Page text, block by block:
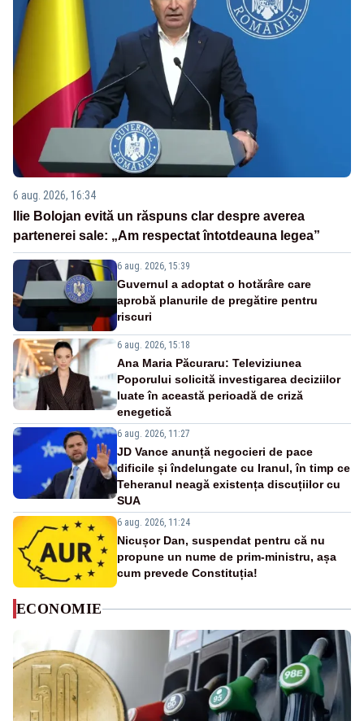
6 aug. 2026, 16:34
Ilie Bolojan evită un răspuns clar despre averea
partenerei sale: „Am respectat întotdeauna legea”
6 aug. 2026, 15:39
Guvernul a adoptat o hotărâre care
aprobă planurile de pregătire pentru
riscuri
6 aug. 2026, 15:18
Ana Maria Păcuraru: Televiziunea
Poporului solicită investigarea deciziilor
luate în această perioadă de criză
enegetică
6 aug. 2026, 11:27
JD Vance anunță negocieri de pace
dificile și îndelungate cu Iranul, în timp ce
Teheranul neagă existența discuțiilor cu
SUA
6 aug. 2026, 11:24
Nicușor Dan, suspendat pentru că nu
propune un nume de prim-ministru, așa
cum prevede Constituția!
ECONOMIE